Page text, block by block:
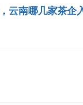
云南哪几家茶企